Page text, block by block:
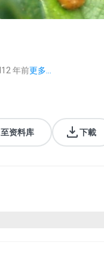
12 年前更多...
至资料库 下載